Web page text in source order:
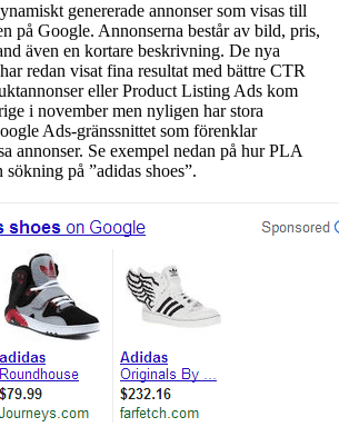
genererade annonser som visas till
på Google. Annonserna består av bild, pris,
även en kortare beskrivning. De nya
redan visat fina resultat med bättre CTR
eller Product Listing Ads kom
i november men nyligen har stora
Ads-gränssnittet som förenklar
annonser. Se exempel nedan på hur PLA
på ”adidas shoes”.